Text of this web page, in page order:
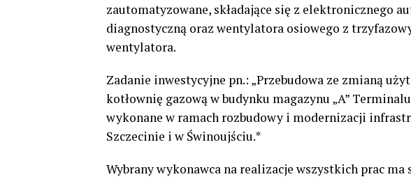
zautomatyzowane, składające się z elektronicznego
diagnostyczną oraz wentylatora osiowego z
wentylatora.
Zadanie inwestycyjne pn.: „Przebudowa ze zmianą
kotłownię gazową w budynku magazynu „A”
wykonane w ramach rozbudowy i modernizacji
Szczecinie i w Świnoujściu.*
Wybrany wykonawca na realizacje wszystkich prac